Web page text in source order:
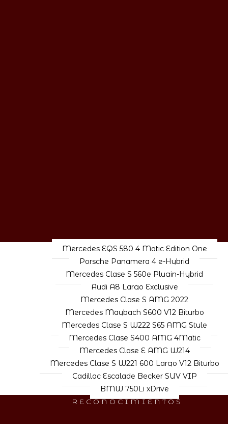
Mercedes EQS 580 4 Matic Edition One
Porsche Panamera 4 e-Hybrid
Mercedes Clase S 560e Plugin-Hybrid
Audi A8 Largo Exclusive
Mercedes Clase S AMG 2022
Mercedes Maybach S600 V12 Biturbo
Mercedes Clase S W222 S65 AMG Style
Mercedes Clase S400 AMG 4Matic
Mercedes Clase E AMG W214
Mercedes Clase S W221 600 Largo V12 Biturbo
Cadillac Escalade Becker SUV VIP
BMW 750Li xDrive
RECONOCIMIENTOS